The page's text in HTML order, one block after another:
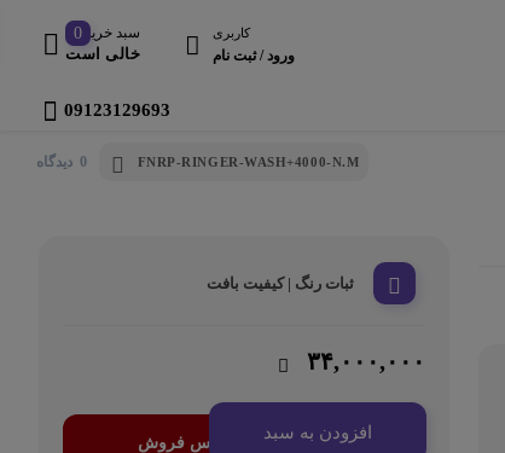
کاربری
ورود / ثبت نام
سبد خرید
خالی است
0
09123129693
FNRP-RINGER-WASH+4000-N.M 0 دیدگاه
ثبات رنگ | کیفیت بافت
۳۴,۰۰۰,۰۰۰
افزودن به سبد
<center>ارتباط با کارشناس فروش